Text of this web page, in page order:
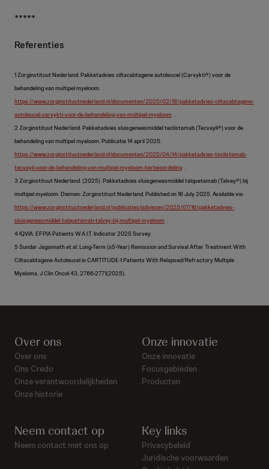
*****
Referenties
1 Zorginstituut Nederland. Pakketadvies ciltacabtagene autoleucel (Carvykti®) voor de
behandeling van multipel myeloom.
https://www.zorginstituutnederland.nl/documenten/2025/02/18/pakketadvies-ciltacabtagene-
autoleucel-carvykti-voor-de-behandeling-van-multipel-myeloom .
2 Zorginstituut Nederland. Pakketadvies sluisgeneesmiddel teclistamab (Tecvayli®) voor de
behandeling van multipel myeloom. Publicatie 14 april 2025.
https://www.zorginstituutnederland.nl/documenten/2025/04/14/pakketadvies-teclistamab-
tecvayli-voor-de-behandeling-van-multipel-myeloom-herbeoordeling .
3 Zorginstituut Nederland. (2025). Pakketadvies sluisgeneesmiddel talquetamab (Talvey®) bij
multipel myeloom. Diemen: Zorginstituut Nederland. Published on 16 July 2025. Available via:
https://www.zorginstituutnederland.nl/publicaties/adviezen/2025/07/16/pakketadvies-
sluisgeneesmiddel-talquetamab-talvey-bij-multipel-myeloom .
4 IQVIA. EFPIA Patients W.A.I.T. Indicator 2025 Survey.
5 Sundar Jagannath et al. Long-Term (≥5-Year) Remission and Survival After Treatment With
Ciltacabtagene Autoleucel in CARTITUDE-1 Patients With Relapsed/Refractory Multiple
Myeloma. J Clin Oncol 43, 2766-2771(2025).
Over ons
Over ons
Ons Credo
Onze verantwoordelijkheden
Onze historie
Onze innovatie
Onze innovatie
Focusgebieden
Producten
Neem contact op
Neem contact met ons op
Key links
Privacybeleid
Juridische voorwaarden